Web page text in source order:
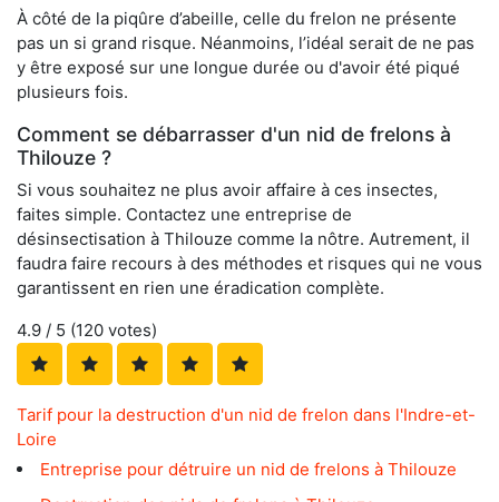
À côté de la piqûre d’abeille, celle du frelon ne présente
pas un si grand risque. Néanmoins, l’idéal serait de ne pas
y être exposé sur une longue durée ou d'avoir été piqué
plusieurs fois.
Comment se débarrasser d'un nid de frelons à
Thilouze ?
Si vous souhaitez ne plus avoir affaire à ces insectes,
faites simple. Contactez une entreprise de
désinsectisation à Thilouze comme la nôtre. Autrement, il
faudra faire recours à des méthodes et risques qui ne vous
garantissent en rien une éradication complète.
4.9 / 5 (120 votes)
Tarif pour la destruction d'un nid de frelon dans l'Indre-et-
Loire
Entreprise pour détruire un nid de frelons à Thilouze